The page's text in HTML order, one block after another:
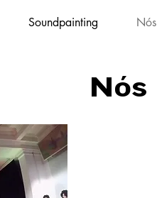
Soundpainting Nós
Nós